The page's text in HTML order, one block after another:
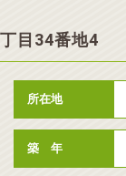
目34番地4
所在地
築 年